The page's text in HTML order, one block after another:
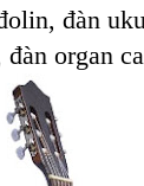
đàn
đàn organ